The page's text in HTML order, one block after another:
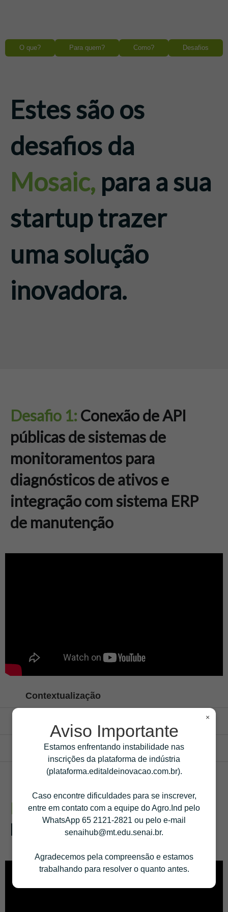
O que? Para quem? Como? Desafios
Estes são os
desafios da
Mosaic, para a sua
startup trazer
uma solução
inovadora.
×
Aviso Importante
Estamos enfrentando instabilidade nas
inscrições da plataforma de indústria
(plataforma.editaldeinovacao.com.br).
Caso encontre dificuldades para se inscrever,
entre em contato com a equipe do Agro.Ind pelo
WhatsApp 65 2121-2821 ou pelo e-mail
senaihub@mt.edu.senai.br.
Agradecemos pela compreensão e estamos
trabalhando para resolver o quanto antes.
Desafio 1: Conexão de API
públicas de sistemas de
monitoramentos para
diagnósticos de ativos e
integração com sistema ERP
de manutenção
Contextualização
O trabalho tem como objetivo realizar a verificação de todos os
sistemas de monitoramento da Mosaic que está com sua base
de dados na (nuvem), checar as API's e trabalhar na integração
das mesmas em uma única ferramenta, afim de podermos
realizar integrações com sistemas ERP de manutenção, ou
subscrever os dados em outras plataformas ou enviar os
problemas identificados através de ChatBot.
Impactos Gerados
Múltiplos dados em várias plataformas não integrados
dificultando a análise e velocidade de análise e posterior
tomada de decisão.
Soluções Esperadas
Integração dos sistemas especialistas de manutenção com SAP
Desafio 2:Gestão de áreas
bloqueadas e anomalias